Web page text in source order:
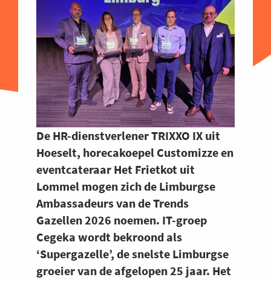
De HR-dienstverlener TRIXXO IX uit
Hoeselt, horecakoepel Customizze en
eventcateraar Het Frietkot uit
Lommel mogen zich de Limburgse
Ambassadeurs van de Trends
Gazellen 2026 noemen. IT-groep
Cegeka wordt bekroond als
‘Supergazelle’, de snelste Limburgse
groeier van de afgelopen 25 jaar. Het